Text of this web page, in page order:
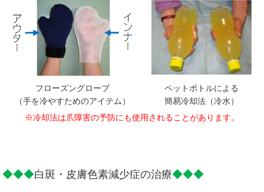
フローズングローブ
（手を冷やすためのアイテム）
ペットボトルによる
簡易冷却法（冷水）
※冷却法は爪障害の予防にも使用されることがあります。
◆◆◆白斑・皮膚色素減少症の治療◆◆◆